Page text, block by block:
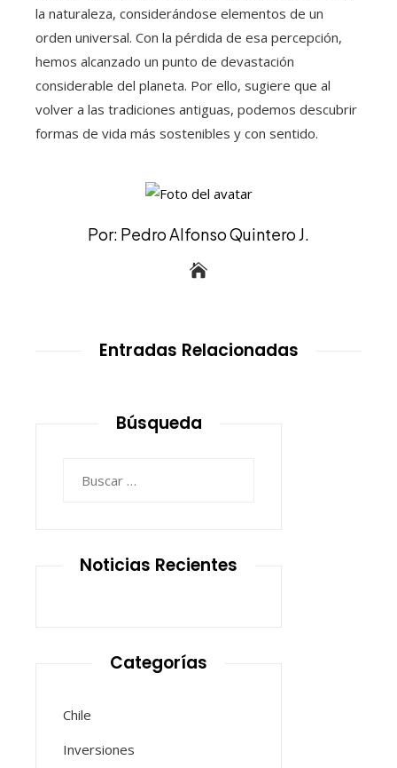
la naturaleza, considerándose elementos de un
orden universal. Con la pérdida de esa percepción,
hemos alcanzado un punto de devastación
considerable del planeta. Por ello, sugiere que al
volver a las tradiciones antiguas, podemos descubrir
formas de vida más sostenibles y con sentido.
Por: Pedro Alfonso Quintero J.
Entradas Relacionadas
Búsqueda
Noticias Recientes
Categorías
Chile
Inversiones